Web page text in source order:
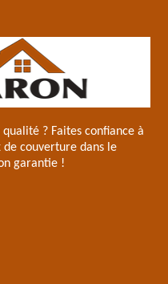
qualité ? Faites confiance à
de couverture dans le
garantie !